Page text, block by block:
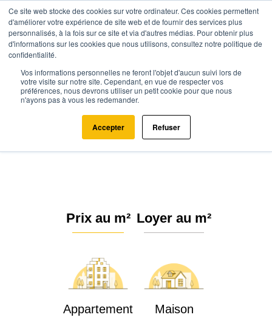
Ce site web stocke des cookies sur votre ordinateur. Ces cookies permettent
d'améliorer votre expérience de site web et de fournir des services plus
personnalisés, à la fois sur ce site et via d'autres médias. Pour obtenir plus
d'informations sur les cookies que nous utilisons, consultez notre politique de
confidentialité.
Vos informations personnelles ne feront l'objet d'aucun suivi lors de
votre visite sur notre site. Cependant, en vue de respecter vos
préférences, nous devrons utiliser un petit cookie pour que nous
n'ayons pas à vous les redemander.
Accepter Refuser
Agence.immo Prix immobilier Hauts-de-France Oise
Valdampierre (60790)
Estimation immobilière à
Valdampierre : Prix m² 2026
Prix au m²
Appartement
Loyer au m²
Maison